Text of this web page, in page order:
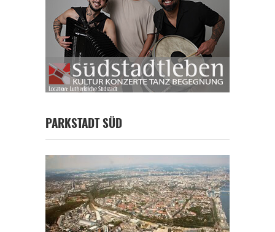
PARKSTADT SÜD